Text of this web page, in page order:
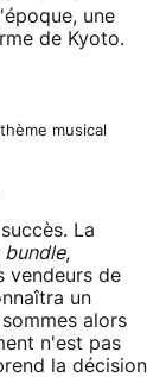
une
de Kyoto.
musical
La
bundle,
vendeurs de
un
alors
n'est pas
la décision